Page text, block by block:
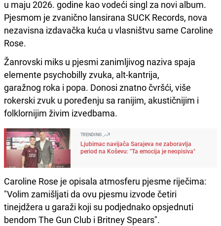
u maju 2026. godine kao vodeći singl za novi album.
Pjesmom je zvanično lansirana SUCK Records, nova
nezavisna izdavačka kuća u vlasništvu same Caroline
Rose.
Žanrovski miks u pjesmi zanimljivog naziva spaja
elemente psychobilly zvuka, alt-kantrija,
garažnog roka i popa. Donosi znatno čvršći, više
rokerski zvuk u poređenju sa ranijim, akustičnijim i
folklornijim živim izvedbama.
TRENDING
Ljubimac navijača Sarajeva ne zaboravlja
period na Koševu: "Ta emocija je neopisiva"
Caroline Rose je opisala atmosferu pjesme riječima:
"Volim zamišljati da ovu pjesmu izvode četiri
tinejdžera u garaži koji su podjednako opsjednuti
bendom The Gun Club i Britney Spears".